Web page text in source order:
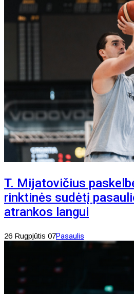
T. Mijatovičius
rinktinės sudėtį
atrankos langui
26 Rugpjūtis 07Pasaulis